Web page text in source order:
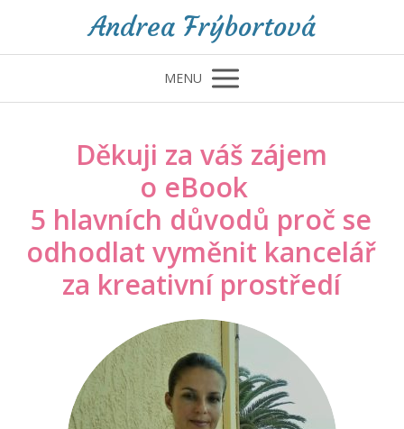
Andrea Frýbortová
MENU
Děkuji za váš zájem
o eBook
5 hlavních důvodů proč se
odhodlat vyměnit kancelář
za kreativní prostředí